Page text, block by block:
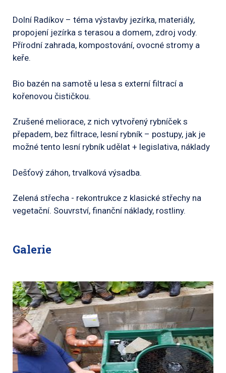
Dolní Radíkov – téma výstavby jezírka, materiály,
propojení jezírka s terasou a domem, zdroj vody.
Přírodní zahrada, kompostování, ovocné stromy a
keře.
Bio bazén na samotě u lesa s externí filtrací a
kořenovou čističkou.
Zrušené meliorace, z nich vytvořený rybníček s
přepadem, bez filtrace, lesní rybník – postupy, jak je
možné tento lesní rybník udělat + legislativa, náklady
Dešťový záhon, trvalková výsadba.
Zelená střecha - rekontrukce z klasické střechy na
vegetační. Souvrství, finanční náklady, rostliny.
Galerie